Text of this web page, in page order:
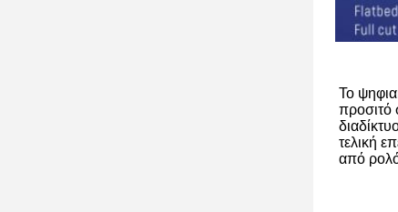
Το
προσιτό
τελική
από